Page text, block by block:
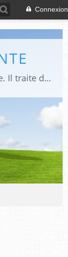
Connexion
Makaila.fr est un site d’informations indépendant et d’actualités sur le Tchad, l’Afrique et le Monde. Il traite des sujets variés entre autres: la politique, les droits humains, les libertés, le social, l’économique,la culture etc.